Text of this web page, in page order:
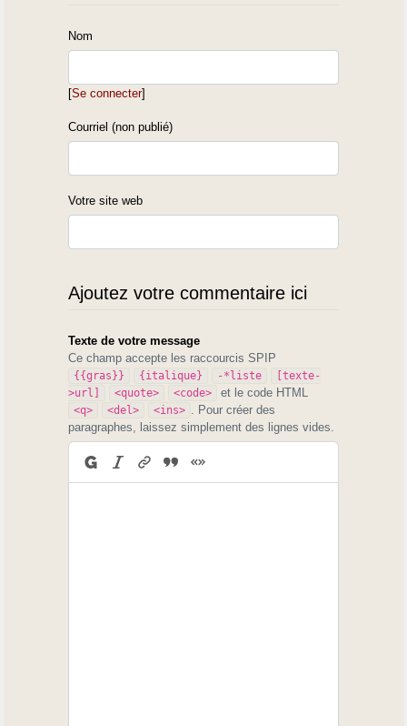
Nom
[Se connecter]
Courriel (non publié)
Votre site web
Ajoutez votre commentaire ici
Texte de votre message
Ce champ accepte les raccourcis SPIP
{{gras}} {italique} -*liste
[texte-
>url]
<quote> <code> et le code HTML
<q> <del> <ins> . Pour créer des
paragraphes, laissez simplement des lignes vides.